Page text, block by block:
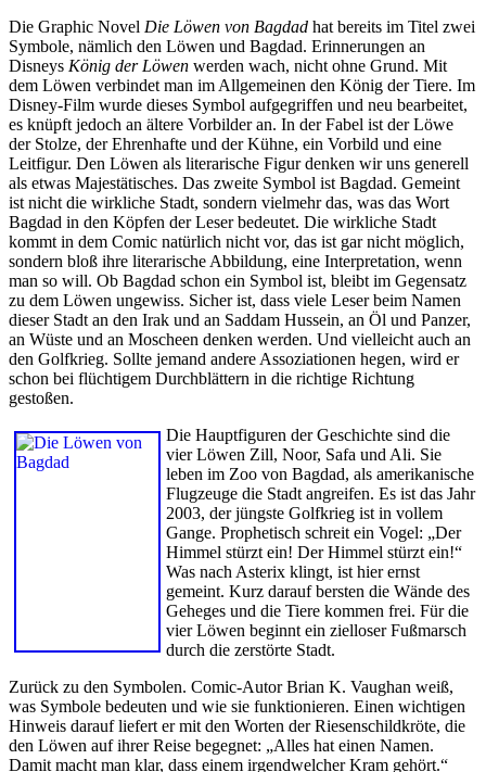
Die Graphic Novel Die Löwen von Bagdad hat bereits im Titel zwei
Symbole, nämlich den Löwen und Bagdad. Erinnerungen an
Disneys König der Löwen werden wach, nicht ohne Grund. Mit
dem Löwen verbindet man im Allgemeinen den König der Tiere. Im
Disney-Film wurde dieses Symbol aufgegriffen und neu bearbeitet,
es knüpft jedoch an ältere Vorbilder an. In der Fabel ist der Löwe
der Stolze, der Ehrenhafte und der Kühne, ein Vorbild und eine
Leitfigur. Den Löwen als literarische Figur denken wir uns generell
als etwas Majestätisches. Das zweite Symbol ist Bagdad. Gemeint
ist nicht die wirkliche Stadt, sondern vielmehr das, was das Wort
Bagdad in den Köpfen der Leser bedeutet. Die wirkliche Stadt
kommt in dem Comic natürlich nicht vor, das ist gar nicht möglich,
sondern bloß ihre literarische Abbildung, eine Interpretation, wenn
man so will. Ob Bagdad schon ein Symbol ist, bleibt im Gegensatz
zu dem Löwen ungewiss. Sicher ist, dass viele Leser beim Namen
dieser Stadt an den Irak und an Saddam Hussein, an Öl und Panzer,
an Wüste und an Moscheen denken werden. Und vielleicht auch an
den Golfkrieg. Sollte jemand andere Assoziationen hegen, wird er
schon bei flüchtigem Durchblättern in die richtige Richtung
gestoßen.
Die Hauptfiguren der Geschichte sind die
vier Löwen Zill, Noor, Safa und Ali. Sie
leben im Zoo von Bagdad, als amerikanische
Flugzeuge die Stadt angreifen. Es ist das Jahr
2003, der jüngste Golfkrieg ist in vollem
Gange. Prophetisch schreit ein Vogel: „Der
Himmel stürzt ein! Der Himmel stürzt ein!“
Was nach Asterix klingt, ist hier ernst
gemeint. Kurz darauf bersten die Wände des
Geheges und die Tiere kommen frei. Für die
vier Löwen beginnt ein zielloser Fußmarsch
durch die zerstörte Stadt.
Zurück zu den Symbolen. Comic-Autor Brian K. Vaughan weiß,
was Symbole bedeuten und wie sie funktionieren. Einen wichtigen
Hinweis darauf liefert er mit den Worten der Riesenschildkröte, die
den Löwen auf ihrer Reise begegnet: „Alles hat einen Namen.
Damit macht man klar, dass einem irgendwelcher Kram gehört.“